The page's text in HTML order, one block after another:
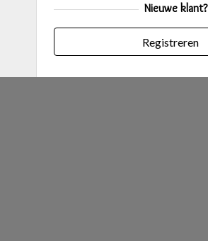
Nieuwe klant?
Registreren